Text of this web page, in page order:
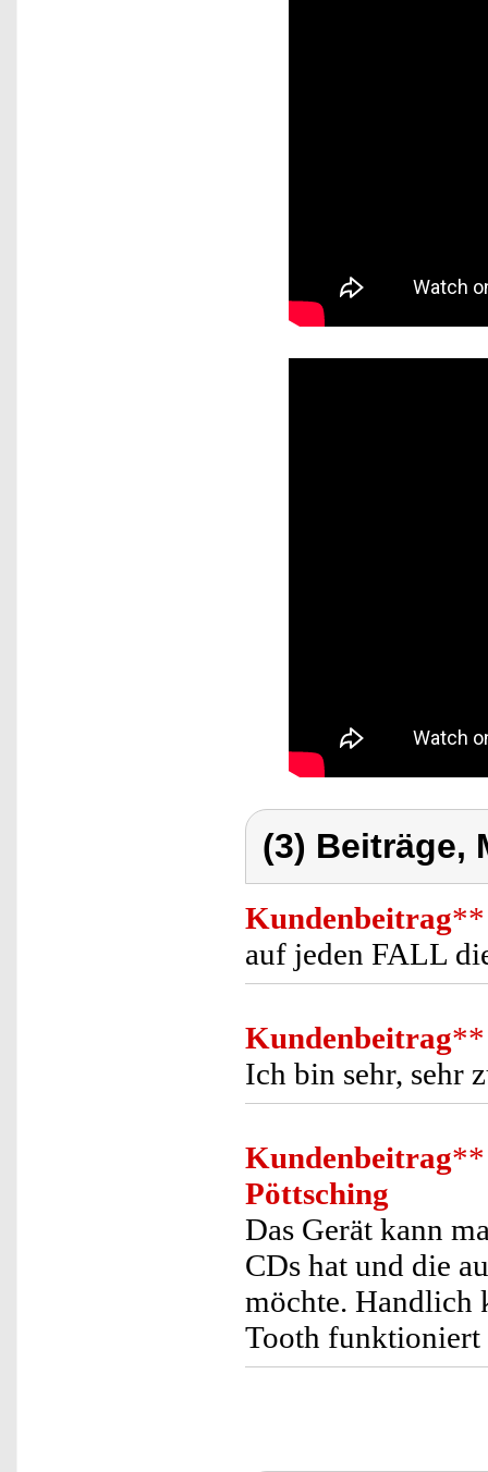
(3) Beiträge,
Kundenbeitrag**
auf jeden FALL
Kundenbeitrag**
Ich bin sehr, sehr
Kundenbeitrag**
Pöttsching
Das Gerät kann
CDs hat und die
möchte. Handlich
Tooth funktioniert